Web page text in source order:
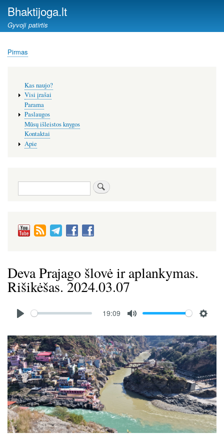
Bhaktijoga.lt
Gyvoji patirtis
Kelias
Pirmas
Deva Prajago šlovė ir aplankymas.
Rišikėšas. 2024.03.07
l
a
y
19:09
u
t
e
e
t
t
i
n
g
s
Image
meniu
Kas naujo?
Visi įrašai
Parama
Paslaugos
Mūsų išleistos knygos
Kontaktai
Apie
Paieška